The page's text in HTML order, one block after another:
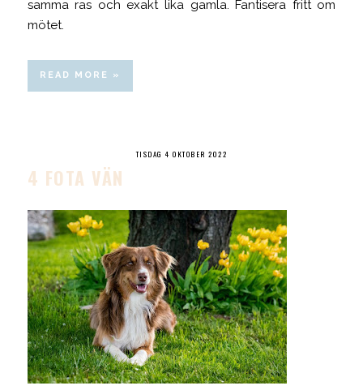
samma ras och exakt lika gamla. Fantisera fritt om
mötet.
READ MORE »
TISDAG 4 OKTOBER 2022
4 FOTA VÄN